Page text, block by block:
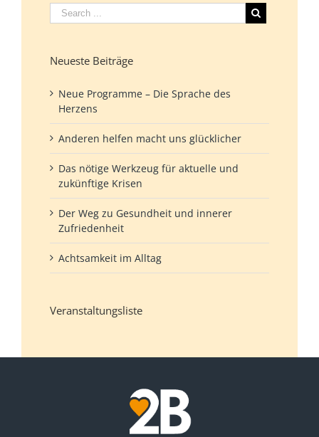
Neueste Beiträge
Neue Programme – Die Sprache des
Herzens
Anderen helfen macht uns glücklicher
Das nötige Werkzeug für aktuelle und
zukünftige Krisen
Der Weg zu Gesundheit und innerer
Zufriedenheit
Achtsamkeit im Alltag
Veranstaltungsliste